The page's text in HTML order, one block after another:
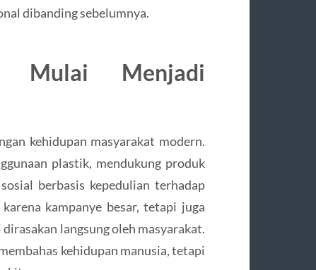
dibanding sebelumnya.
Mulai Menjadi
kehidupan masyarakat modern.
plastik, mendukung produk
berbasis kepedulian terhadap
kampanye besar, tetapi juga
langsung oleh masyarakat.
kehidupan manusia, tetapi